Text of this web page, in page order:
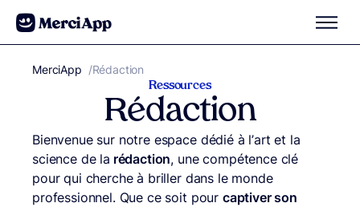
Aller au contenu
MerciApp correcteur orthographe
/Rédaction
Ressources
Rédaction
Bienvenue sur notre espace dédié à l’art et la
science de la rédaction, une compétence clé
pour qui cherche à briller dans le monde
professionnel. Que ce soit pour captiver son